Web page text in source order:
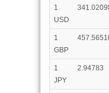
1
USD
1
GBP
1
JPY
2.94783